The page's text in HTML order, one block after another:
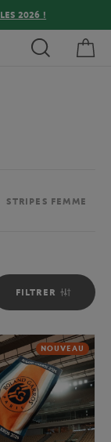
2026 !
STRIPES FEMME
FILTRER
NOUVEAU